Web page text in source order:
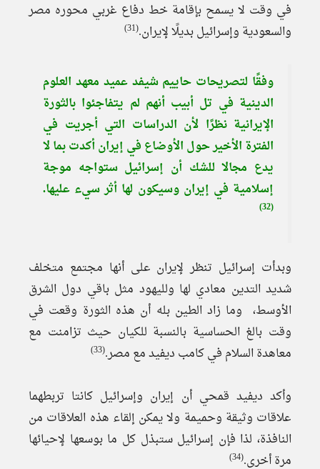
في وقت لا يسمح بإقامة خط دفاع غربي محوره مصر
والسعودية وإسرائيل بديلًا لإيران.(31)
وفقًا لتصريحات حاييم شيفد عميد معهد العلوم
الدينية في تل أبيب أنهم لم يتفاجئوا بالثورة
الإيرانية نظرًا لأن الدراسات التي أجريت في
الفترة الأخير حول الأوضاع في إيران أكدت بما لا
يدع مجالا للشك أن إسرائيل ستواجه موجة
إسلامية في إيران وسيكون لها أثر سيء عليها.
(32)
وبدأت إسرائيل تنظر لإيران على أنها مجتمع متخلف
شديد التدين معادي لها ولليهود مثل باقي دول الشرق
الأوسط، وما زاد الطين بله أن هذه الثورة وقعت في
وقت بالغ الحساسية بالنسبة للكيان حيث تزامنت مع
معاهدة السلام في كامب ديفيد مع مصر.(33)
وأكد ديفيد قمحي أن إيران وإسرائيل كانتا تربطهما
علاقات وثيقة وحميمة ولا يمكن إلقاء هذه العلاقات من
النافذة، لذا فإن إسرائيل ستبذل كل ما بوسعها لإحيائها
مرة أخرى.(34)